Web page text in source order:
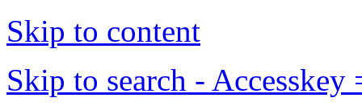
Skip to content
Skip to search - Accesskey